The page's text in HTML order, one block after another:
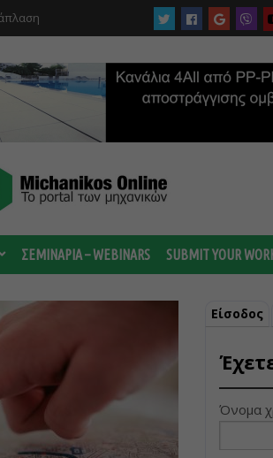
ΣΕΜΙΝΑΡΙΑ – WEBINARS SUBMIT YOUR
Είσοδος
Όνομα